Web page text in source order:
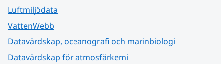
Luftmiljödata
VattenWebb
Datavärdskap, oceanografi och marinbiologi
Datavärdskap för atmosfärkemi